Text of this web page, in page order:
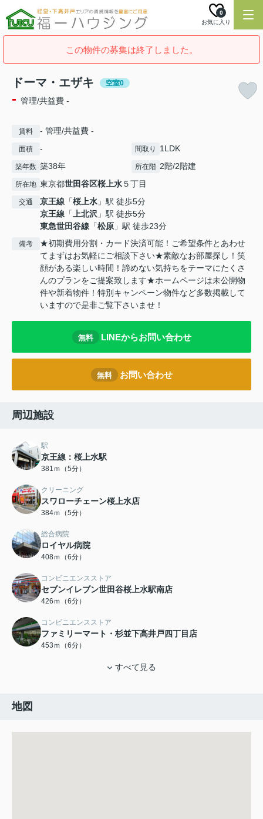
お気に入り
0
この物件の募集は終了しました。
ドーマ・エザキ 空室0
- 管理/共益費 -
賃料 - 管理/共益費 -
面積 - 間取り 1LDK
築年数 築38年 所在階 2階/2階建
所在地 東京都世田谷区桜上水５丁目
交通 京王線 「桜上水 」駅 徒歩5分
京王線 「 上北沢 」駅 徒歩5分
東急世田谷線 「松原 」駅 徒歩23分
備考
★初期費用分割・カード決済可能！ご希望条件とあわせ
てまずはお気軽にご相談下さい★素敵なお部屋探し！笑
顔がある楽しい時間！諦めない気持ちをテーマにたくさ
んのプランをご提案致します★ホームページは未公開物
件や新着物件！特別キャンペーン物件など多数掲載して
いますので是非ご覧下さいませ！
無料 LINEからお問い合わせ
無料 お問い合わせ
周辺施設
駅
京王線：桜上水駅
381ｍ（5分）
クリーニング
スワローチェーン桜上水店
384ｍ（5分）
総合病院
ロイヤル病院
408ｍ（6分）
コンビニエンスストア
セブンイレブン世田谷桜上水駅南店
426ｍ（6分）
コンビニエンスストア
ファミリーマート・杉並下高井戸四丁目店
453ｍ（6分）
すべて見る
地図